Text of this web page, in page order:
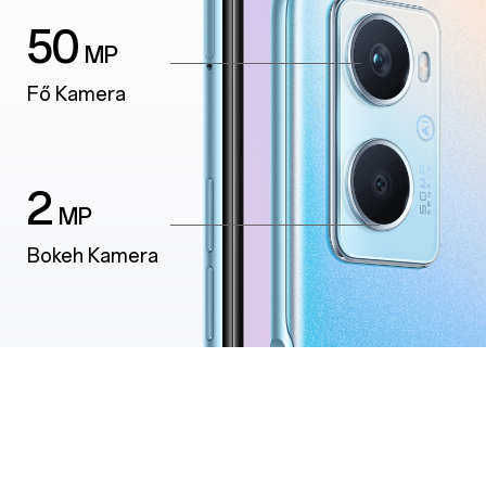
50 MP
Fő Kamera
2 MP
Bokeh Kamera